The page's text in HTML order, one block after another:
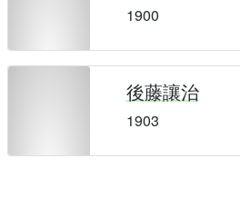
1900
後藤讓治
1903